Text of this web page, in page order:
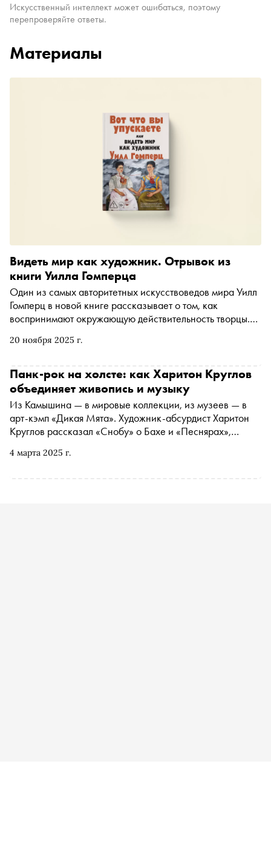
Искусственный интеллект может ошибаться, поэтому
перепроверяйте ответы.
Материалы
20 ноября 2025 г.
Видеть мир как художник. Отрывок из
книги Уилла Гомперца
Один из самых авторитетных искусствоведов мира Уилл
Гомперц в новой книге рассказывает о том, как
воспринимают окружающую действительность творцы.
прославленных художников прошлого, так и
видеть мир как художник» выходит в издательстве
«Синдбад» в конце ноября. «Сноб» публикует отрывок
4 марта 2025 г.
Панк-рок на холсте: как Харитон Круглов
объединяет живопись и музыку
Из Камышина — в мировые коллекции, из музеев — в
арт-кэмп «Дикая Мята». Художник-абсурдист Харитон
Круглов рассказал «Снобу» о Бахе и «Песнярах»,
правильно рисовать грушу